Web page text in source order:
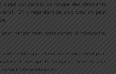
zippé qui permet de ranger des vêtements
En y regardant de plus près, on peut
ranger mon porte-cartes si nécessaire,
extensibles qui offrent un espace idéal pour
ses gants lorsqu’on n’en a plus
très extensibles.